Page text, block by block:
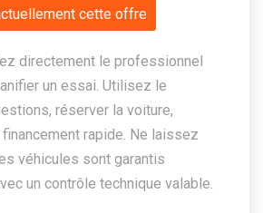
cette offre
directement le professionnel
un essai. Utilisez le
réserver la voiture,
rapide. Ne laissez
véhicules sont garantis
un contrôle technique valable.